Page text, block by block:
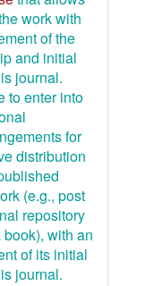
work with
of the
and initial
journal.
to enter into
for
distribution
(e.g., post
repository
with an
of its initial
journal.